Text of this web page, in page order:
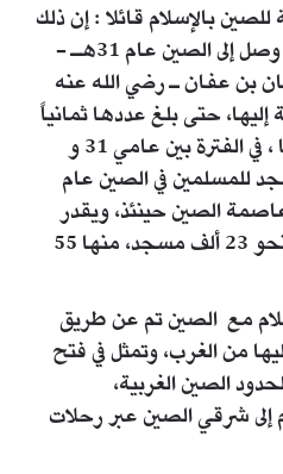
بالإسلام قائلا : إن ذلك
حدث عبر أول مبعوث مسلم وصل إلى الصين عام 31هـ -
بن عفان ـ رضي الله عنه
إليها، حتى بلغ عددها ثمانياً
وعشرين بعثة خلال 53 عاما ، في الفترة بين عامي 31 و
للمسلمين في الصين عام
عاصمة الصين حينئذ، ويقدر
عدد المساجد في الصين الآن بنحو 23 ألف مسجد، منها 55
مع الصين تم عن طريق
من الغرب، وتمثل في فتح
الصين الغربية،
إلى شرقي الصين عبر رحلات